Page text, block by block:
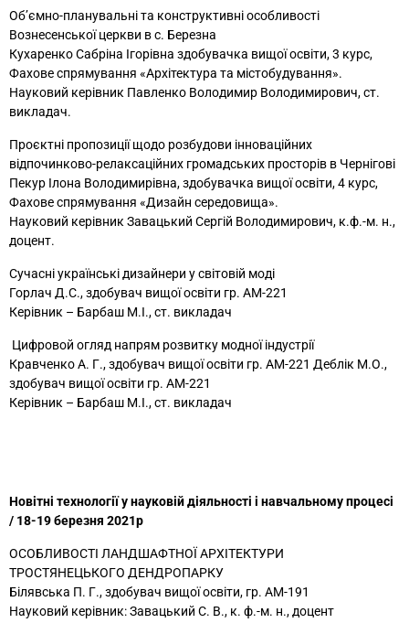
Об’ємно-планувальні та конструктивні особливості
Вознесенської церкви в с. Березна
Кухаренко Сабріна Ігорівна здобувачка вищої освіти, 3 курс,
Фахове спрямування «Архітектура та містобудування».
Науковий керівник Павленко Володимир Володимирович, ст.
викладач.
Проєктні пропозиції щодо розбудови інноваційних
відпочинково-релаксаційних громадських просторів в Чернігові
Пекур Ілона Володимирівна, здобувачка вищої освіти, 4 курс,
Фахове спрямування «Дизайн середовища».
Науковий керівник Завацький Сергій Володимирович, к.ф.-м. н.,
доцент.
Сучасні українські дизайнери у світовій моді
Горлач Д.С., здобувач вищої освіти гр. АМ-221
Керівник – Барбаш М.І., ст. викладач
Цифровой огляд напрям розвитку модної індустрії
Кравченко А. Г., здобувач вищої освіти гр. АМ-221 Деблік М.О.,
здобувач вищої освіти гр. АМ-221
Керівник – Барбаш М.І., ст. викладач
Новітні технології у науковій діяльності і навчальному процесі
/ 18-19 березня 2021р
ОСОБЛИВОСТІ ЛАНДШАФТНОЇ АРХІТЕКТУРИ
ТРОСТЯНЕЦЬКОГО ДЕНДРОПАРКУ
Білявська П. Г., здобувач вищої освіти, гр. АМ-191
Науковий керівник: Завацький С. В., к. ф.-м. н., доцент